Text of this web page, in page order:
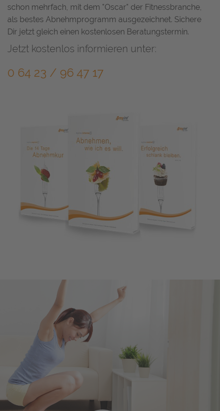
schon mehrfach, mit dem "Oscar" der Fitnessbranche,
als bestes Abnehmprogramm ausgezeichnet. Sichere
Dir jetzt gleich einen kostenlosen Beratungstermin.
Jetzt kostenlos informieren unter:
0 64 23 / 96 47 17